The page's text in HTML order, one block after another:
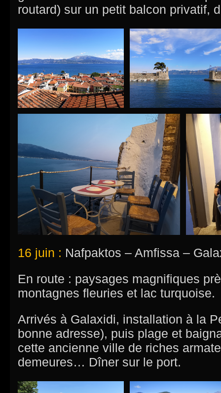
routard) sur un petit balcon privatif,
16 juin : Nafpaktos – Amfissa –
En route : paysages magnifiques
montagnes fleuries et lac turquoise.
Arrivés à Galaxidi, installation à la
bonne adresse), puis plage et
cette ancienne ville de riches
demeures… Dîner sur le port.